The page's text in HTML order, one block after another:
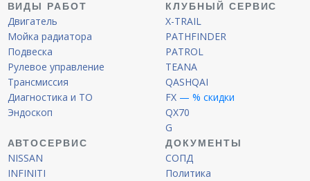
ВИДЫ РАБОТ
Двигатель
Мойка радиатора
Подвеска
Рулевое управление
Трансмиссия
Диагностика и ТО
Эндоскоп
КЛУБНЫЙ СЕРВИС
X-TRAIL
PATHFINDER
PATROL
TEANA
QASHQAI
FX — % скидки
QX70
G
АВТОСЕРВИС
NISSAN
INFINITI
ДОКУМЕНТЫ
СОПД
Политика